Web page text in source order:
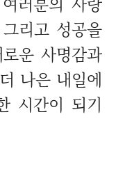
리고 성공을
운 사명감과
나은 내일에
시간이 되기